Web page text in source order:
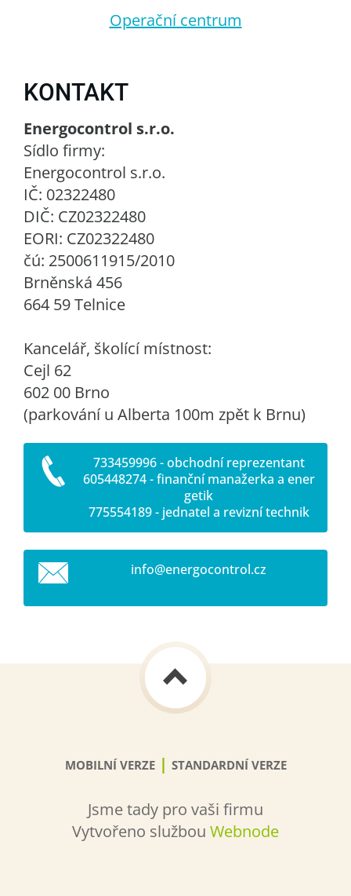
Operační centrum
KONTAKT
Energocontrol s.r.o.
Sídlo firmy:
Energocontrol s.r.o.
IČ: 02322480
DIČ: CZ02322480
EORI: CZ02322480
čú: 2500611915/2010
Brněnská 456
664 59 Telnice
Kancelář, školící místnost:
Cejl 62
602 00 Brno
(parkování u Alberta 100m zpět k Brnu)
733459996 - obchodní reprezentant
605448274 - finanční manažerka a ener
getik
775554189 - jednatel a revizní technik
info@energocontrol.cz
MOBILNÍ VERZE | STANDARDNÍ VERZE
Jsme tady pro vaši firmu
Vytvořeno službou Webnode